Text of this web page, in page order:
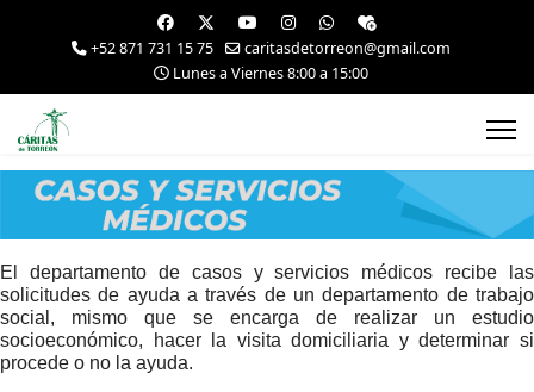
+52 871 731 15 75
caritasdetorreon@gmail.com
Lunes a Viernes 8:00 a 15:00
El departamento de casos y servicios médicos recibe las
solicitudes de ayuda a través de un departamento de trabajo
social, mismo que se encarga de realizar un estudio
socioeconómico, hacer la visita domiciliaria y determinar si
procede o no la ayuda.